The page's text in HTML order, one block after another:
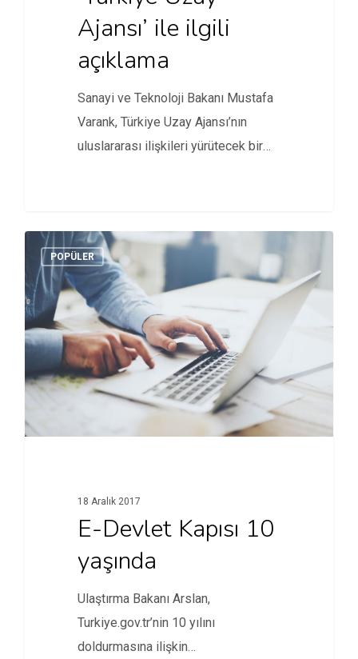
Ajansı’ ile ilgili
açıklama
Sanayi ve Teknoloji Bakanı Mustafa
Varank, Türkiye Uzay Ajansı’nın
uluslararası ilişkileri yürütecek bir
POPÜLER
18 Aralık 2017
E-Devlet Kapısı 10
yaşında
Ulaştırma Bakanı Arslan,
Turkiye.gov.tr’nin 10 yılını
doldurmasına ilişkin